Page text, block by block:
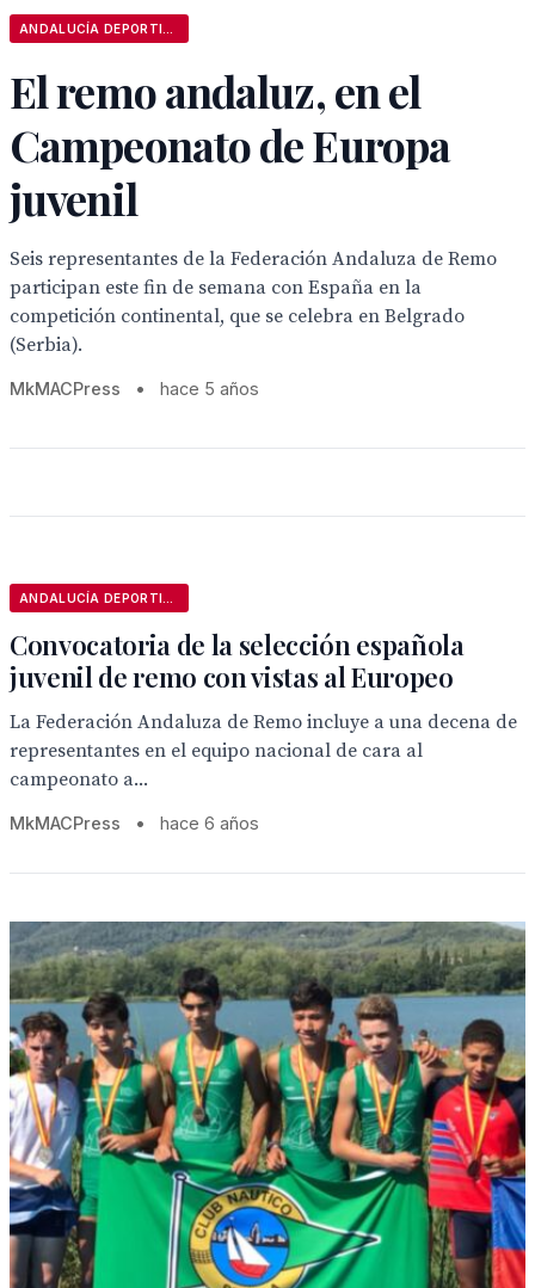
El remo andaluz, en el
Campeonato de Europa
juvenil
Seis representantes de la Federación Andaluza de Remo
participan este fin de semana con España en la
competición continental, que se celebra en Belgrado
(Serbia).
MkMACPress • hace 5 años
Convocatoria de la selección española
juvenil de remo con vistas al Europeo
La Federación Andaluza de Remo incluye a una decena de
representantes en el equipo nacional de cara al
campeonato a...
MkMACPress • hace 6 años